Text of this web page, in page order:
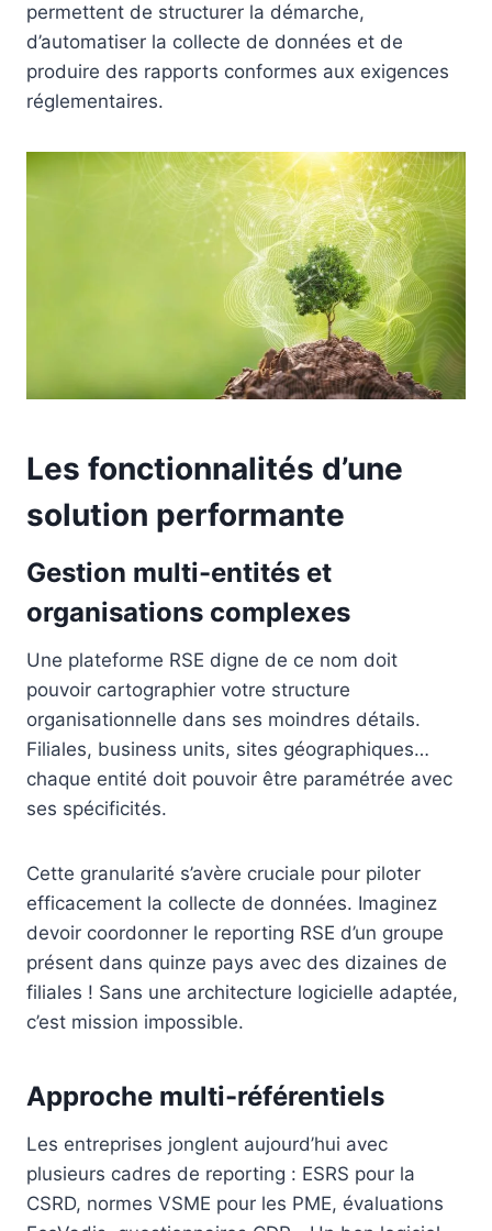
permettent de structurer la démarche,
d’automatiser la collecte de données et de
produire des rapports conformes aux exigences
réglementaires.
Les fonctionnalités d’une
solution performante
Gestion multi-entités et
organisations complexes
Une plateforme RSE digne de ce nom doit
pouvoir cartographier votre structure
organisationnelle dans ses moindres détails.
Filiales, business units, sites géographiques…
chaque entité doit pouvoir être paramétrée avec
ses spécificités.
Cette granularité s’avère cruciale pour piloter
efficacement la collecte de données. Imaginez
devoir coordonner le reporting RSE d’un groupe
présent dans quinze pays avec des dizaines de
filiales ! Sans une architecture logicielle adaptée,
c’est mission impossible.
Approche multi-référentiels
Les entreprises jonglent aujourd’hui avec
plusieurs cadres de reporting : ESRS pour la
CSRD, normes VSME pour les PME, évaluations